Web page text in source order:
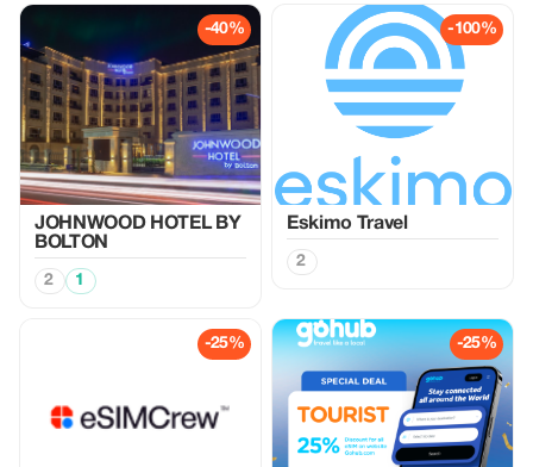
-40%
JOHNWOOD HOTEL BY
BOLTON
2 1
-100%
Eskimo Travel
2
-25% -25%